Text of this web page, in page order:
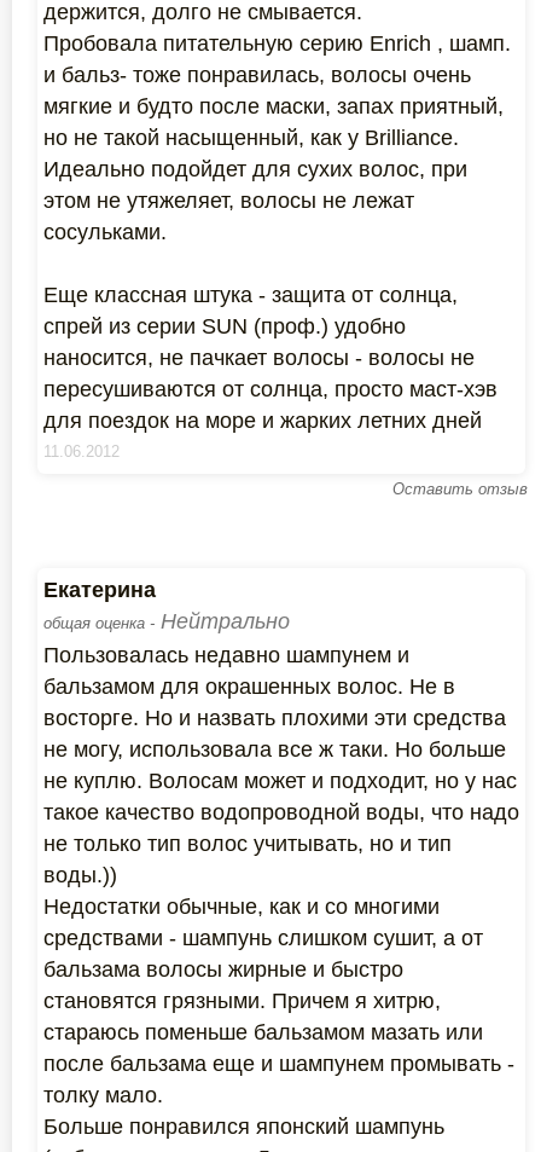
держится, долго не смывается.
Пробовала питательную серию Enrich , шамп.
и бальз- тоже понравилась, волосы очень
мягкие и будто после маски, запах приятный,
но не такой насыщенный, как у Brilliance.
Идеально подойдет для сухих волос, при
этом не утяжеляет, волосы не лежат
сосульками.
Еще классная штука - защита от солнца,
спрей из серии SUN (проф.) удобно
наносится, не пачкает волосы - волосы не
пересушиваются от солнца, просто маст-хэв
для поездок на море и жарких летних дней
11.06.2012
Оставить отзыв
Екатерина
общая оценка - Нейтрально
Пользовалась недавно шампунем и
бальзамом для окрашенных волос. Не в
восторге. Но и назвать плохими эти средства
не могу, использовала все ж таки. Но больше
не куплю. Волосам может и подходит, но у нас
такое качество водопроводной воды, что надо
не только тип волос учитывать, но и тип
воды.))
Недостатки обычные, как и со многими
средствами - шампунь слишком сушит, а от
бальзама волосы жирные и быстро
становятся грязными. Причем я хитрю,
стараюсь поменьше бальзамом мазать или
после бальзама еще и шампунем промывать -
толку мало.
Больше понравился японский шампунь